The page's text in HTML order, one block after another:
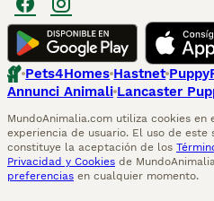
Pets4Homes Hastnet
Annunci Animali Lancaster
MundoAnimalia.com utiliza cookies
experiencia de usuario. El uso de este
constituye la aceptación de los
Privacidad y Cookies de
preferencias en cualquier momento.